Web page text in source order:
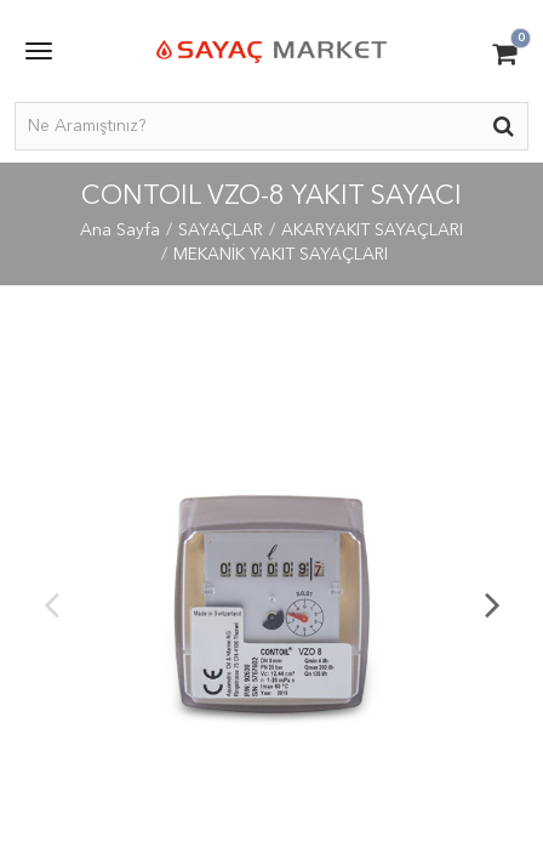
0
CONTOIL VZO-8 YAKIT SAYACI
Ana Sayfa SAYAÇLAR
AKARYAKIT SAYAÇLARI
MEKANİK YAKIT SAYAÇLARI